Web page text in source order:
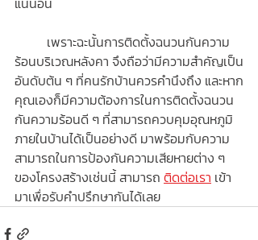
ร้อนบริเวณหลังคา จึงถือว่ามีความสำคัญเป็น
อันดับต้น ๆ ที่คนรักบ้านควรคำนึงถึง และหาก
คุณเองก็มีความต้องการในการติดตั้งฉนวน
กันความร้อนดี ๆ ที่สามารถควบคุมอุณหภูมิ
ภายในบ้านได้เป็นอย่างดี มาพร้อมกับความ
สามารถในการป้องกันความเสียหายต่าง ๆ
ของโครงสร้างเช่นนี้ สามารถ ติดต่อเรา เข้า
มาเพื่อรับคำปรึกษากันได้เลย